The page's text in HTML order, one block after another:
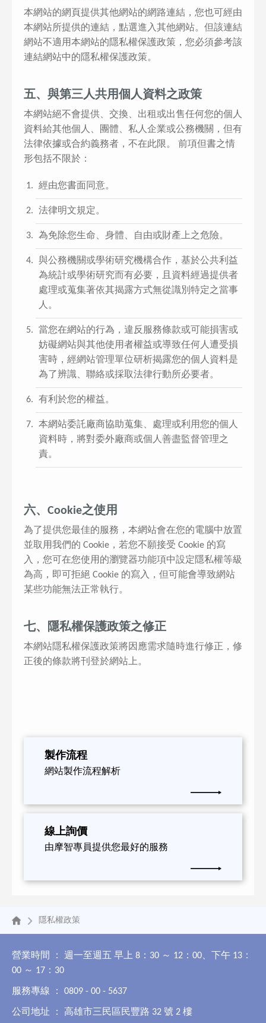
本網站的網頁提供其他網站的網路連結，您也可經由
本網站所提供的連結，點選進入其他網站。但該連結
網站不適用本網站的隱私權保護政策，您必須參考該
連結網站中的隱私權保護政策。
五、與第三人共用個人資料之政策
本網站絕不會提供、交換、出租或出售任何您的個人
資料給其他個人、團體、私人企業或公務機關，但有
法律依據或合約義務者，不在此限。 前項但書之情
形包括不限於：
經由您書面同意。
法律明文規定。
為免除您生命、身體、自由或財產上之危險。
與公務機關或學術研究機構合作，基於公共利益
為統計或學術研究而有必要，且資料經過提供者
處理或蒐集著依其揭露方式無從識別特定之當事
人。
當您在網站的行為，違反服務條款或可能損害或
妨礙網站與其他使用者權益或導致任何人遭受損
害時，經網站管理單位研析揭露您的個人資料是
為了辨識、聯絡或採取法律行動所必要者。
有利於您的權益。
本網站委託廠商協助蒐集、處理或利用您的個人
資料時，將對委外廠商或個人善盡監督管理之
責。
六、Cookie之使用
為了提供您最佳的服務，本網站會在您的電腦中放置
並取用我們的 Cookie，若您不願接受 Cookie 的寫
入，您可在您使用的瀏覽器功能項中設定隱私權等級
為高，即可拒絕 Cookie 的寫入，但可能會導致網站
某些功能無法正常執行。
七、隱私權保護政策之修正
本網站隱私權保護政策將因應需求隨時進行修正，修
正後的條款將刊登於網站上。
製作流程
網站製作流程解析
線上詢價
由摩智專員提供您最好的服務
隱私權政策
營業時間 ： 週一至週五 早上 8：30 ～ 12：00、下午 13：
00 ～ 17：30
服務專線 ： 0809 - 00 - 5637
公司地址 ： 高雄市三民區民豐路 32 號 2 樓